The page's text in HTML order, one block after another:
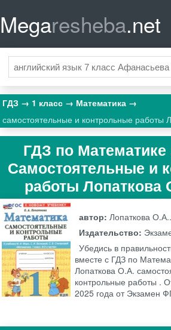
Megaresheba.net
ГДЗ 1 класс
Математика
самостоятельные и контрольные работы
ГДЗ по Математике
Самостоятельные и
работы
автор:Лопаткова О.А..
Издательство:
Убедись в
вместе с ГДЗ по
Лопаткова О.А.
контрольные работы .
2025 года от Экзамен